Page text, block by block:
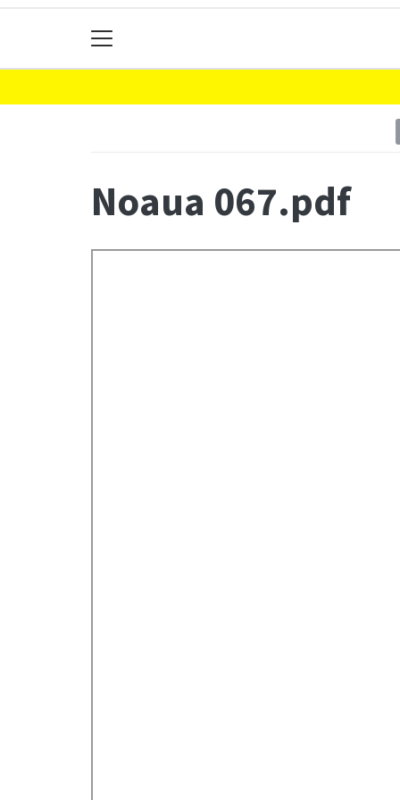
Noaua 067.pdf